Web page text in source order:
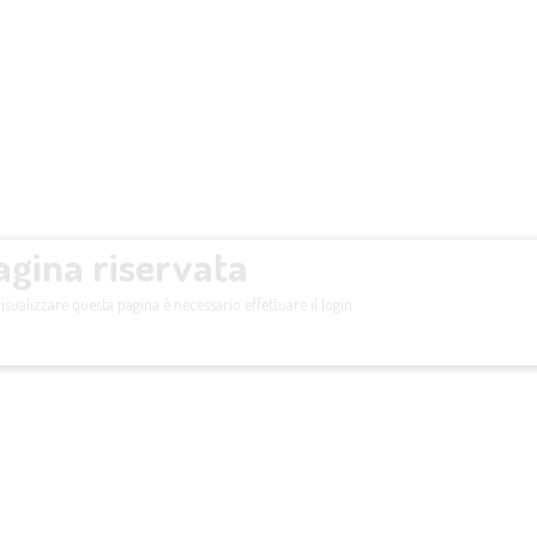
riservata
questa pagina è necessario effettuare il login